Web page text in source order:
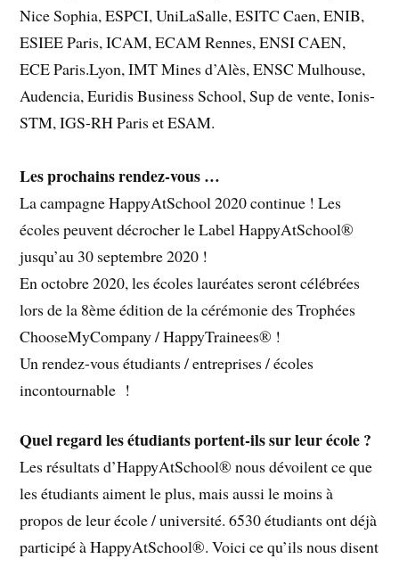
Nice Sophia, ESPCI, UniLaSalle, ESITC Caen, ENIB,
ESIEE Paris, ICAM, ECAM Rennes, ENSI CAEN,
ECE Paris.Lyon, IMT Mines d’Alès, ENSC Mulhouse,
Audencia, Euridis Business School, Sup de vente, Ionis-
STM, IGS-RH Paris et ESAM.
Les prochains rendez-vous …
La campagne HappyAtSchool 2020 continue ! Les
écoles peuvent décrocher le Label HappyAtSchool®
jusqu’au 30 septembre 2020 !
En octobre 2020, les écoles lauréates seront célébrées
lors de la 8ème édition de la cérémonie des Trophées
ChooseMyCompany / HappyTrainees® !
Un rendez-vous étudiants / entreprises / écoles
incontournable !
Quel regard les étudiants portent-ils sur leur école ?
Les résultats d’HappyAtSchool® nous dévoilent ce que
les étudiants aiment le plus, mais aussi le moins à
propos de leur école / université. 6530 étudiants ont déjà
participé à HappyAtSchool®. Voici ce qu’ils nous disent